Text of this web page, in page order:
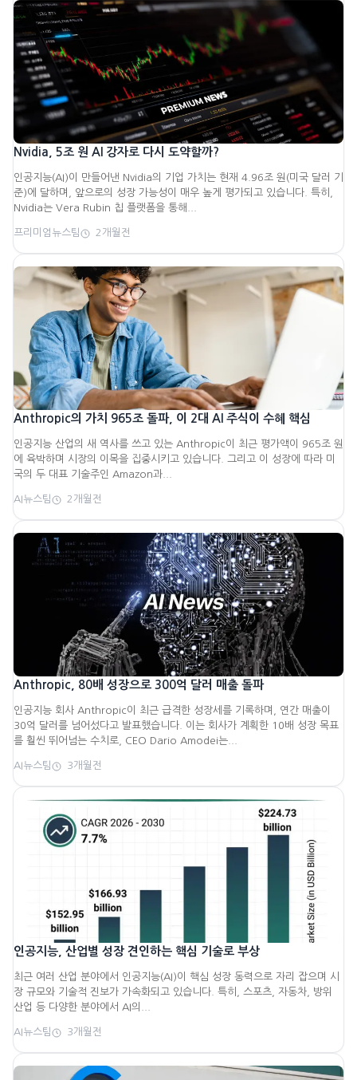
Nvidia, 5조 원 AI 강자로 다시 도약할까?
인공지능(AI)이 만들어낸 Nvidia의 기업 가치는 현재 4.96조 원(미국 달러 기
준)에 달하며, 앞으로의 성장 가능성이 매우 높게 평가되고 있습니다. 특히,
Nvidia는 Vera Rubin 칩 플랫폼을 통해...
프리미엄뉴스팀 2개월전
Anthropic의 가치 965조 돌파, 이 2대 AI 주식이 수혜 핵심
인공지능 산업의 새 역사를 쓰고 있는 Anthropic이 최근 평가액이 965조 원
에 육박하며 시장의 이목을 집중시키고 있습니다. 그리고 이 성장에 따라 미
국의 두 대표 기술주인 Amazon과...
AI뉴스팀 2개월전
Anthropic, 80배 성장으로 300억 달러 매출 돌파
인공지능 회사 Anthropic이 최근 급격한 성장세를 기록하며, 연간 매출이
30억 달러를 넘어섰다고 발표했습니다. 이는 회사가 계획한 10배 성장 목표
를 훨씬 뛰어넘는 수치로, CEO Dario Amodei는...
AI뉴스팀 3개월전
인공지능, 산업별 성장 견인하는 핵심 기술로 부상
최근 여러 산업 분야에서 인공지능(AI)이 핵심 성장 동력으로 자리 잡으며 시
장 규모와 기술적 진보가 가속화되고 있습니다. 특히, 스포츠, 자동차, 방위
산업 등 다양한 분야에서 AI의...
AI뉴스팀 3개월전